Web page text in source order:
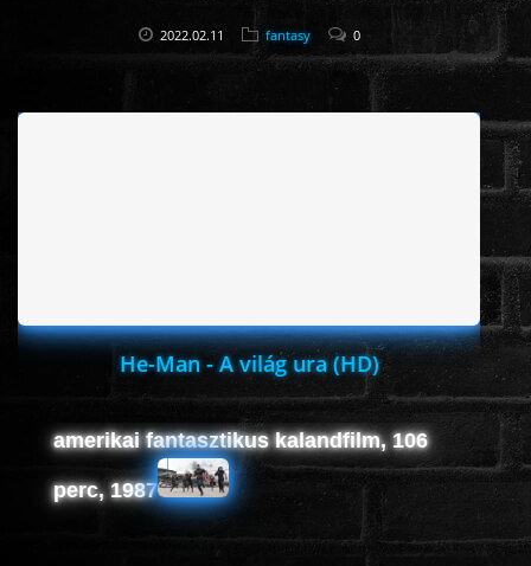
2022.02.11 fantasy 0
He-Man - A világ ura (HD)
amerikai fantasztikus kalandfilm, 106
perc, 1987